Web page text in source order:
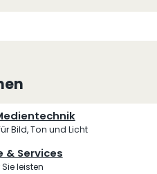
Bild, Ton und Licht
& Services
leisten